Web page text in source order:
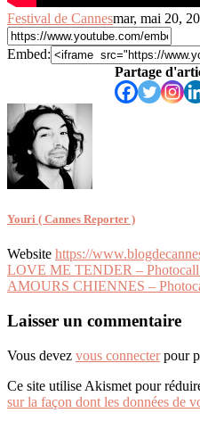
Festival de Cannesmar, mai 20,
Embed:
Partage
Youri ( Cannes Reporter )
Website https://
Navigation
de
l’article
LOVE ME TENDER – Photocall
AMOURS CHIENNES –
Laisser un commentaire
Vous devez vous connecterpour
Ce site utilise Akismet pour
sur la façon dont les données de